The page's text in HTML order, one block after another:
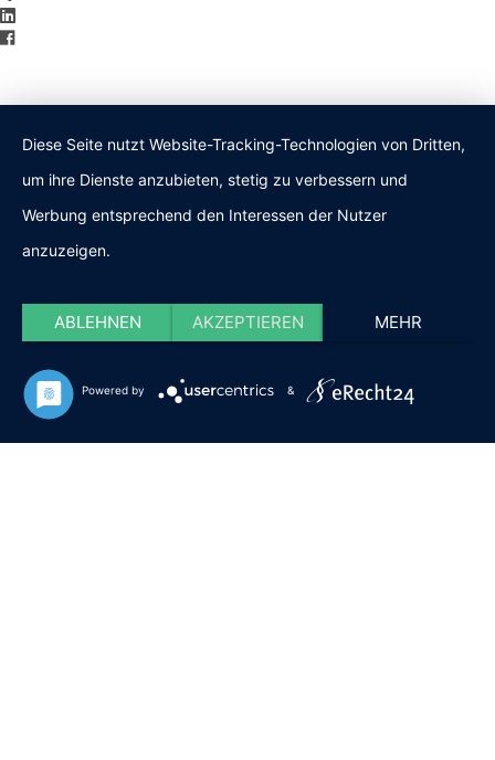
Diese Seite nutzt Website-Tracking-Technologien von Dritten,
um ihre Dienste anzubieten, stetig zu verbessern und
Werbung entsprechend den Interessen der Nutzer
anzuzeigen.
ABLEHNEN AKZEPTIEREN MEHR
Powered by &